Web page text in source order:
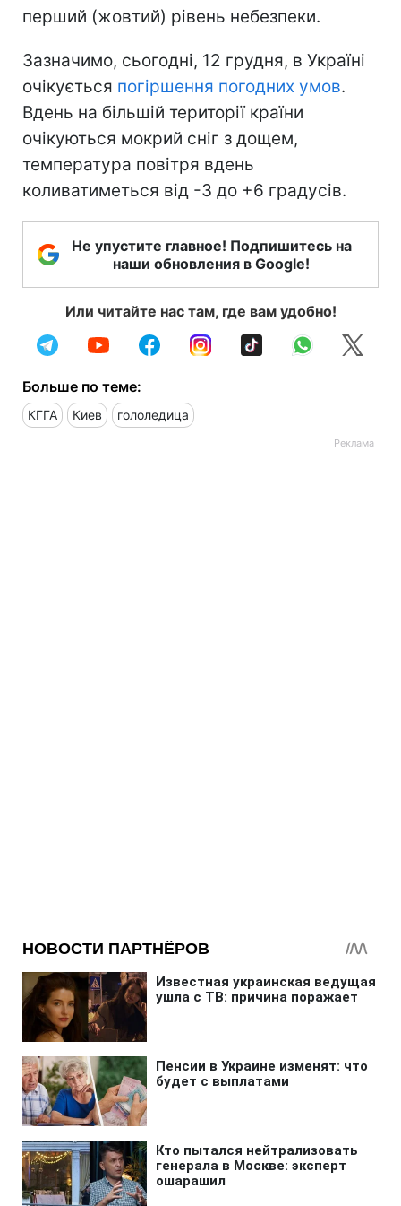
перший (жовтий) рівень небезпеки.
Зазначимо, сьогодні, 12 грудня, в Україні
очікується погіршення погодних умов.
Вдень на більшій території країни
очікуються мокрий сніг з дощем,
температура повітря вдень
коливатиметься від -3 до +6 градусів.
Не упустите главное! Подпишитесь на
наши обновления в Google!
Или читайте нас там, где вам удобно!
Больше по теме:
КГГА Киев гололедица